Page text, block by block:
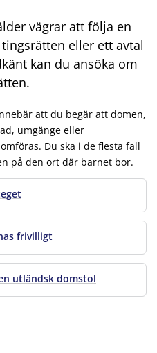
vägrar att följa en
eller ett avtal
kan du ansöka om
att du begär att domen,
umgänge eller
Du ska i de flesta fall
på den ort där barnet bor.
frivilligt
utländsk domstol